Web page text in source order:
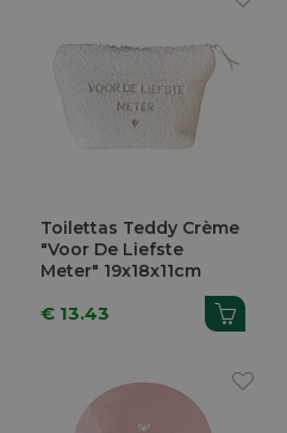
Toilettas Teddy Crème
"Voor De Liefste
Meter" 19x18x11cm
€ 13.43